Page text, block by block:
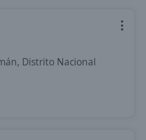
Distrito Nacional